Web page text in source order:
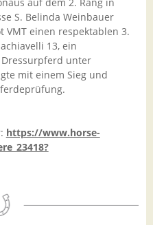
S. Belinda Weinbauer
VMT einen respektablen 3.
13, ein
unter
mit einem Sieg und
https://www.horse-